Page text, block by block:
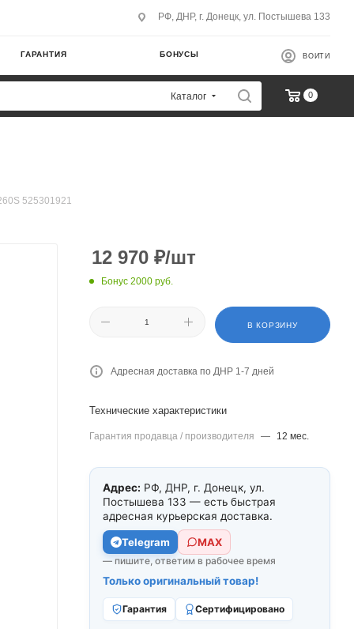
РФ, ДНР, г. Донецк, ул. Постышева 133
ГАРАНТИЯ БОНУСЫ ВОЙТИ
Каталог 0
525301921
12 970 ₽/шт
Бонус 2000 руб.
В КОРЗИНУ
Адресная доставка по ДНР 1-7 дней
Технические характеристики
Гарантия продавца / производителя — 12 мес.
Адрес: РФ, ДНР, г. Донецк, ул.
Постышева 133 — есть быстрая
адресная курьерская доставка.
Telegram МАХ
— пишите, ответим в рабочее время
Только оригинальный товар!
Гарантия Сертифицировано